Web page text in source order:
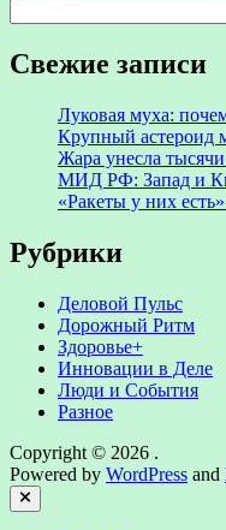
Свежие записи
Луковая муха:
Крупный астероид
Жара унесла
МИД РФ: Запад и
«Ракеты у них
Рубрики
Деловой Пульс
Дорожный Ритм
Здоровье+
Инновации в Деле
Люди и События
Разное
Copyright © 2026 .
Powered by WordPress and
Close